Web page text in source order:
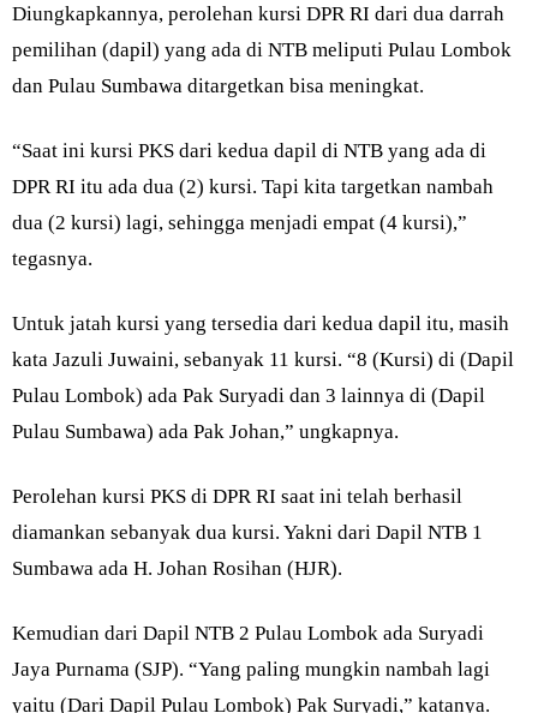
Diungkapkannya, perolehan kursi DPR RI dari dua darrah
pemilihan (dapil) yang ada di NTB meliputi Pulau Lombok
dan Pulau Sumbawa ditargetkan bisa meningkat.
“Saat ini kursi PKS dari kedua dapil di NTB yang ada di
DPR RI itu ada dua (2) kursi. Tapi kita targetkan nambah
dua (2 kursi) lagi, sehingga menjadi empat (4 kursi),”
tegasnya.
Untuk jatah kursi yang tersedia dari kedua dapil itu, masih
kata Jazuli Juwaini, sebanyak 11 kursi. “8 (Kursi) di (Dapil
Pulau Lombok) ada Pak Suryadi dan 3 lainnya di (Dapil
Pulau Sumbawa) ada Pak Johan,” ungkapnya.
Perolehan kursi PKS di DPR RI saat ini telah berhasil
diamankan sebanyak dua kursi. Yakni dari Dapil NTB 1
Sumbawa ada H. Johan Rosihan (HJR).
Kemudian dari Dapil NTB 2 Pulau Lombok ada Suryadi
Jaya Purnama (SJP). “Yang paling mungkin nambah lagi
yaitu (Dari Dapil Pulau Lombok) Pak Suryadi,” katanya.